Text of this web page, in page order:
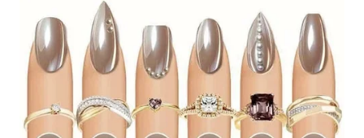
WN
BOROBUDUR
WN
MADURA